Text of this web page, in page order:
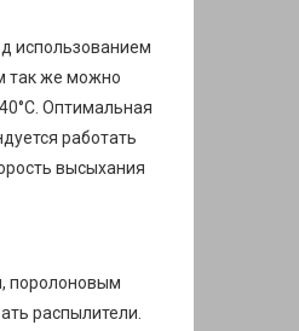
использованием
так же можно
Оптимальная
работать
высыхания
поролоновым
распылители.